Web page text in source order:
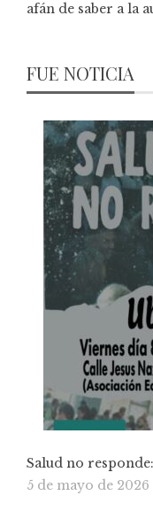
afán de saber a la
FUE NOTICIA
Salud no
5 de mayo de 2026